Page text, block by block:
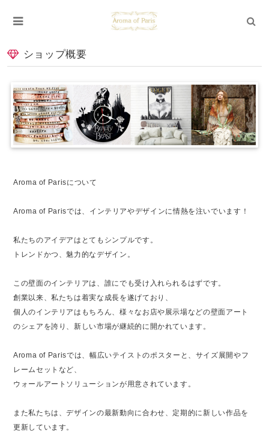
ショップ概要
Aroma of Parisについて
Aroma of Parisでは、インテリアやデザインに情熱を注いでいます！
私たちのアイデアはとてもシンプルです。
トレンドかつ、魅力的なデザイン。
この壁面のインテリアは、誰にでも受け入れられるはずです。
創業以来、私たちは着実な成長を遂げており、
個人のインテリアはもちろん、様々なお店や展示場などの壁面アート
のシェアを誇り、新しい市場が継続的に開かれています。
Aroma of Parisでは、幅広いテイストのポスターと、サイズ展開やフ
レームセットなど、
ウォールアートソリューションが用意されています。
また私たちは、デザインの最新動向に合わせ、定期的に新しい作品を
更新しています。